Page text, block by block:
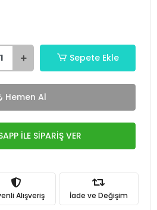
Sepete Ekle
Hemen Al
İLE SİPARİŞ VER
Alışveriş İade ve Değişim